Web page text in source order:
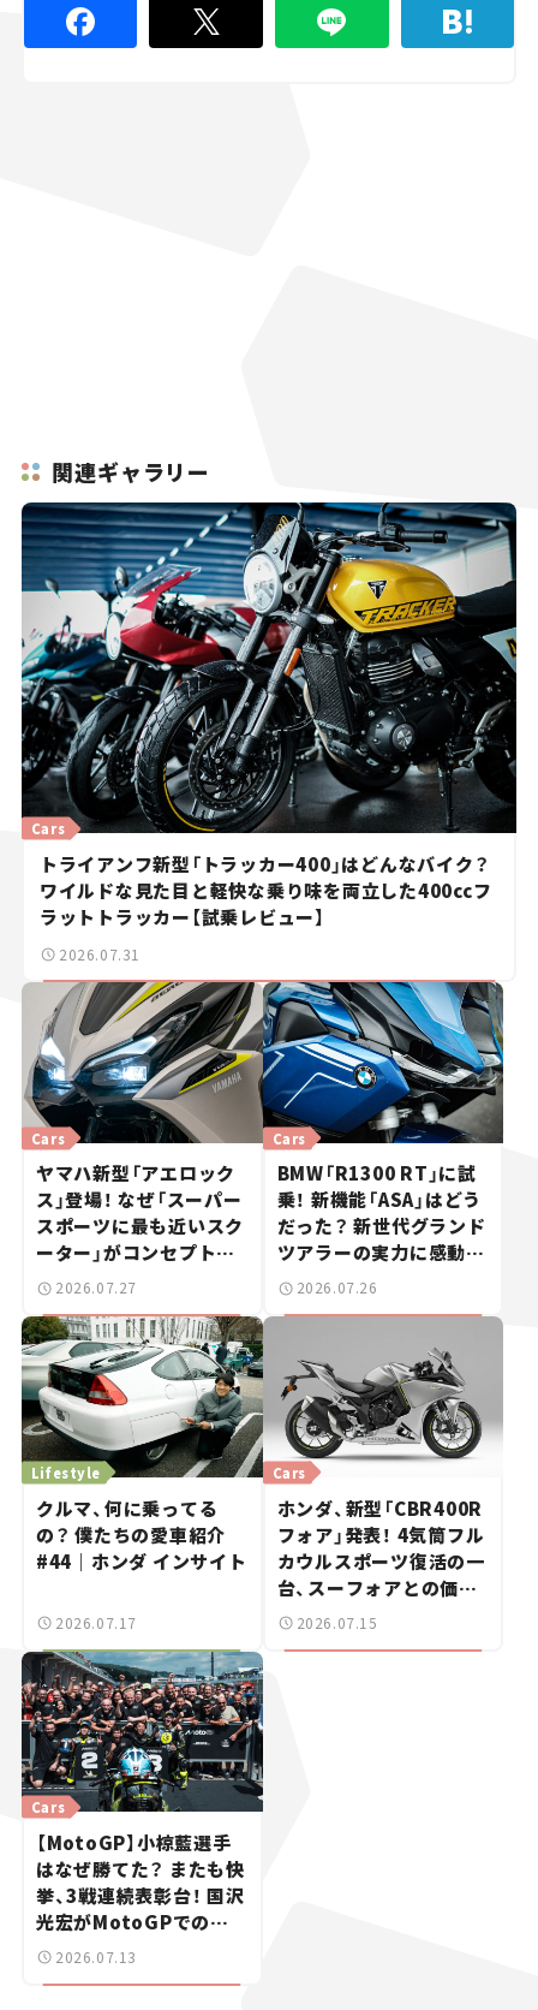
関連ギャラリー
Cars
トライアンフ新型「トラッカー400」はどんなバイク？
ワイルドな見た目と軽快な乗り味を両立した400ccフ
ラットトラッカー【試乗レビュー】
2026.07.31
Cars
ヤマハ新型「アエロック
ス」登場！ なぜ「スーパー
スポーツに最も近いスク
ーター」がコンセプトな
のか？【新車ニュース】
2026.07.27
Cars
BMW「R1300 RT」に試
乗！ 新機能「ASA」はどう
だった？ 新世代グランド
ツアラーの実力に感動
【試乗レビュー】
2026.07.26
Lifestyle
クルマ、何に乗ってる
の？ 僕たちの愛車紹介
#44｜ホンダ インサイト
2026.07.17
Cars
ホンダ、新型「CBR400R
フォア」発表！ 4気筒フル
カウルスポーツ復活の一
台、スーフォアとの価格
差は20万円【新車ニュー
2026.07.15
Cars
【MotoGP】小椋藍選手
はなぜ勝てた？ またも快
挙、3戦連続表彰台！ 国沢
光宏がMotoGPでの快
進撃を解説
2026.07.13